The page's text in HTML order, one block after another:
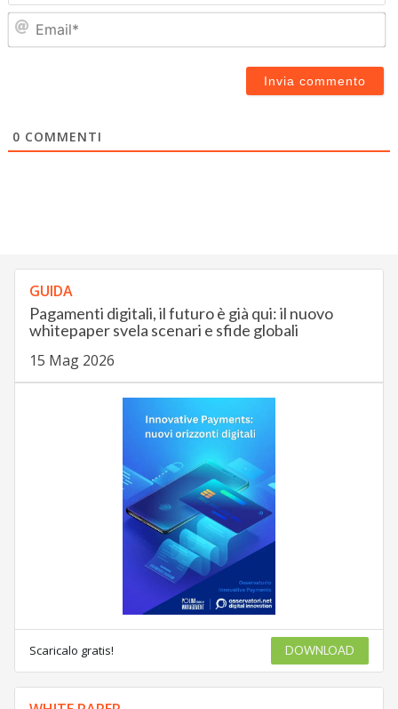
0 COMMENTI
GUIDA
Pagamenti digitali, il futuro è già qui: il nuovo
whitepaper svela scenari e sfide globali
15 Mag 2026
Scaricalo gratis! DOWNLOAD